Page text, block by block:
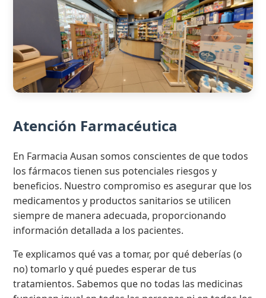
Atención Farmacéutica
En Farmacia Ausan somos conscientes de que todos
los fármacos tienen sus potenciales riesgos y
beneficios. Nuestro compromiso es asegurar que los
medicamentos y productos sanitarios se utilicen
siempre de manera adecuada, proporcionando
información detallada a los pacientes.
Te explicamos qué vas a tomar, por qué deberías (o
no) tomarlo y qué puedes esperar de tus
tratamientos. Sabemos que no todas las medicinas